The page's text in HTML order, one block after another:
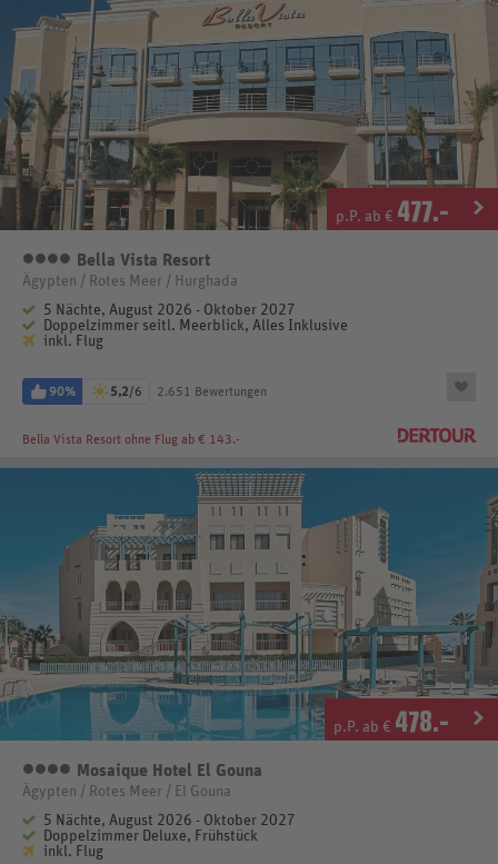
p.P. ab € 477.-
4 Sterne
Bella Vista Resort
Ägypten / Rotes Meer / Hurghada
5 Nächte, August 2026 - Oktober 2027
Doppelzimmer seitl. Meerblick, Alles Inklusive
inkl. Flug
90% 5,2/6 2.651 Bewertungen
Bella Vista Resort ohne Flug ab € 143.-
p.P. ab € 478.-
4 Sterne
Mosaique Hotel El Gouna
Ägypten / Rotes Meer / El Gouna
5 Nächte, August 2026 - Oktober 2027
Doppelzimmer Deluxe, Frühstück
inkl. Flug